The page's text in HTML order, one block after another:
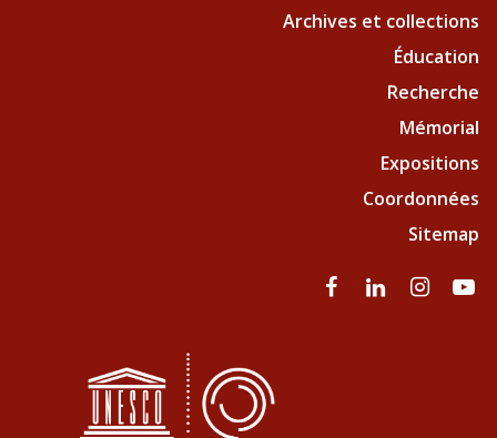
Archives et collections
Éducation
Recherche
Mémorial
Expositions
Coordonnées
Sitemap